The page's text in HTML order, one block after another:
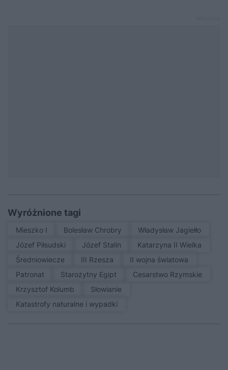
Wyróżnione tagi
Mieszko I Bolesław Chrobry
Władysław Jagiełło
Józef Piłsudski
Józef Stalin
Katarzyna II Wielka
średniowiecze
III Rzesza
II wojna światowa
patronat
Starożytny Egipt
Cesarstwo Rzymskie
Krzysztof Kolumb
Słowianie
Katastrofy naturalne i wypadki